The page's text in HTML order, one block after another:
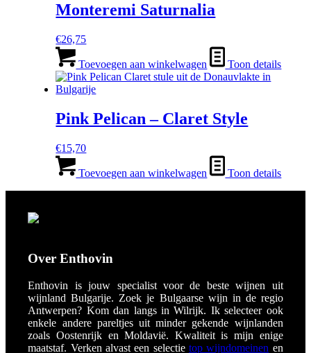
Monteremi Saturnalia
€26,75
Toevoegen aan winkelwagen Toon details
Pink Pelican – Claret Style
€15,70
Toevoegen aan winkelwagen Toon details
Over Enthovin
Enthovin is jouw specialist voor de beste wijnen uit
wijnland Bulgarije. Zoek je Bulgaarse wijn in de regio
Antwerpen? Kom dan langs in Wilrijk. Ik selecteer ook
enkele andere pareltjes uit minder gekende wijnlanden
zoals Oostenrijk en Moldavië. Kwaliteit is mijn enige
maatstaf. Verken alvast een selectie top wijndomeinen en